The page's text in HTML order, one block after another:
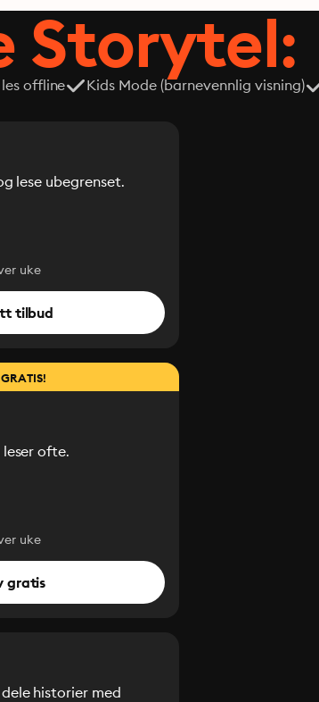
Storytel:
offline Kids Mode (barnevennlig visning)
lese ubegrenset.
uke
tilbud
ofte.
uke
gratis
historier med